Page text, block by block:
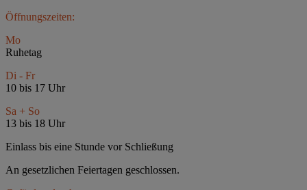
Öffnungszeiten:
Mo
Ruhetag
Di - Fr
10 bis 17 Uhr
Sa + So
13 bis 18 Uhr
Einlass bis eine Stunde vor Schließung
An gesetzlichen Feiertagen geschlossen.